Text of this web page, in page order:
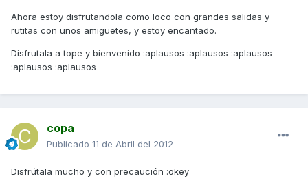
Ahora estoy disfrutandola como loco con grandes salidas y
rutitas con unos amiguetes, y estoy encantado.
Disfrutala a tope y bienvenido :aplausos :aplausos :aplausos
:aplausos :aplausos
copa
Publicado 11 de Abril del 2012
Disfrútala mucho y con precaución :okey